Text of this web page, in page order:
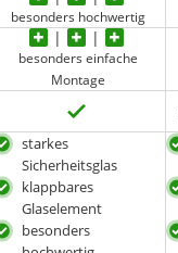
besonders hochwertig
besonders einfache
Montage
starkes
Sicherheitsglas
klappbares
Glaselement
besonders